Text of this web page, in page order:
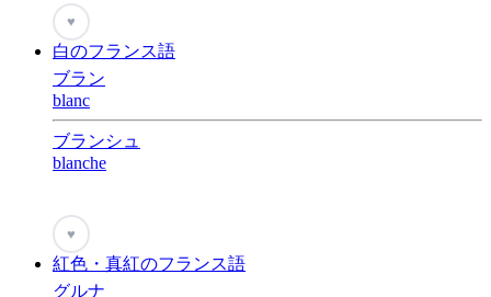
♥
白のフランス語
ブラン
blanc
ブランシュ
blanche
♥
紅色・真紅のフランス語
グルナ